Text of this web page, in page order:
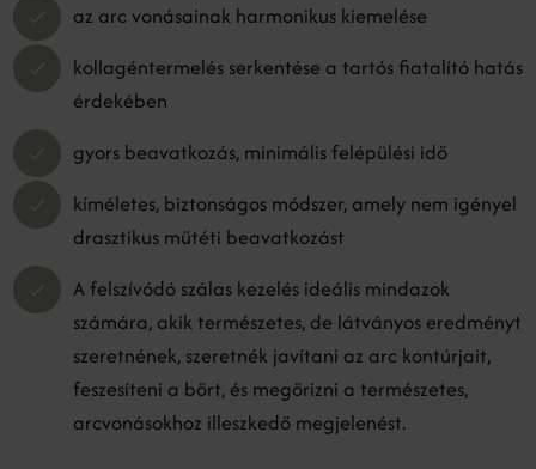
az arc vonásainak harmonikus kiemelése
kollagéntermelés serkentése a tartós fiatalító hatás
érdekében
gyors beavatkozás, minimális felépülési idő
kíméletes, biztonságos módszer, amely nem igényel
drasztikus műtéti beavatkozást
A felszívódó szálas kezelés ideális mindazok
számára, akik természetes, de látványos eredményt
szeretnének, szeretnék javítani az arc kontúrjait,
feszesíteni a bőrt, és megőrizni a természetes,
arcvonásokhoz illeszkedő megjelenést.